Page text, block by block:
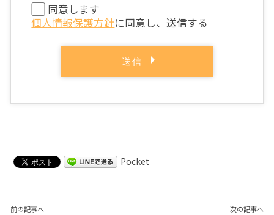
同意します
個人情報保護方針に同意し、送信する
Pocket
前の記事へ 次の記事へ